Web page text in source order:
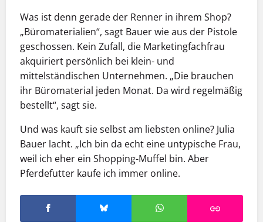
Was ist denn gerade der Renner in ihrem Shop?
„Büromaterialien“, sagt Bauer wie aus der Pistole
geschossen. Kein Zufall, die Marketingfachfrau
akquiriert persönlich bei klein- und
mittelständischen Unternehmen. „Die brauchen
ihr Büromaterial jeden Monat. Da wird regelmäßig
bestellt“, sagt sie.
Und was kauft sie selbst am liebsten online? Julia
Bauer lacht. „Ich bin da echt eine untypische Frau,
weil ich eher ein Shopping-Muffel bin. Aber
Pferdefutter kaufe ich immer online.